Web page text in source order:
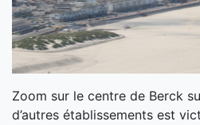
Zoom sur le centre de Berck
d’autres établissements est